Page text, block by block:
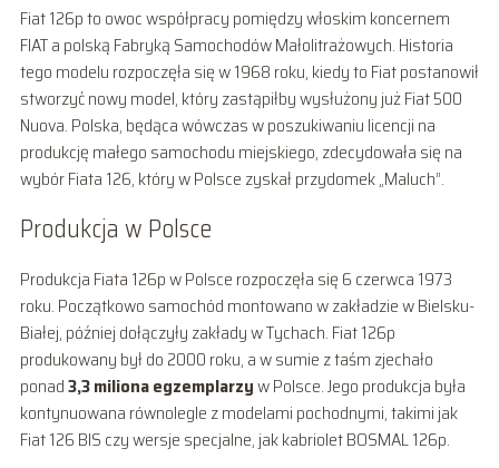
Fiat 126p to owoc współpracy pomiędzy włoskim koncernem
FIAT a polską Fabryką Samochodów Małolitrażowych. Historia
tego modelu rozpoczęła się w 1968 roku, kiedy to Fiat postanowił
stworzyć nowy model, który zastąpiłby wysłużony już Fiat 500
Nuova. Polska, będąca wówczas w poszukiwaniu licencji na
produkcję małego samochodu miejskiego, zdecydowała się na
wybór Fiata 126, który w Polsce zyskał przydomek „Maluch”.
Produkcja w Polsce
Produkcja Fiata 126p w Polsce rozpoczęła się 6 czerwca 1973
roku. Początkowo samochód montowano w zakładzie w Bielsku-
Białej, później dołączyły zakłady w Tychach. Fiat 126p
produkowany był do 2000 roku, a w sumie z taśm zjechało
ponad3,3 miliona egzemplarzyw Polsce. Jego produkcja była
kontynuowana równolegle z modelami pochodnymi, takimi jak
Fiat 126 BIS czy wersje specjalne, jak kabriolet BOSMAL 126p.